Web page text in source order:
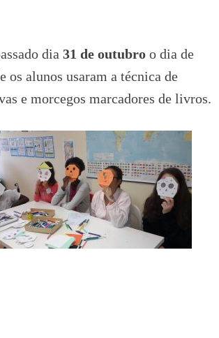
dia 31 de outubro o dia de
os alunos usaram a técnica de
e morcegos marcadores de livros.